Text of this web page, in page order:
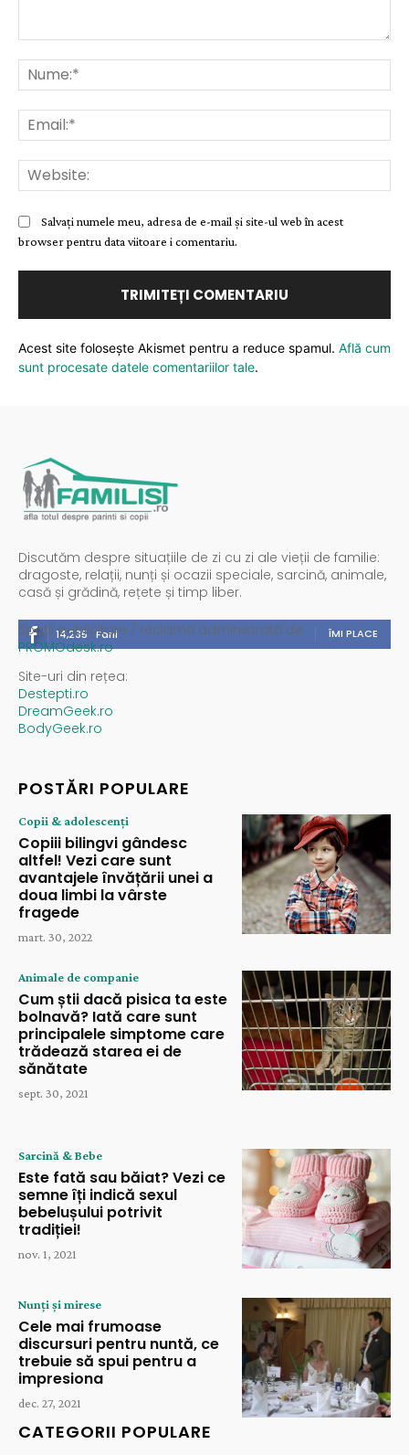
Salvați numele meu, adresa de e-mail și site-ul web în acest
browser pentru data viitoare i comentariu.
Acest site folosește Akismet pentru a reduce spamul. Află cum
sunt procesate datele comentariilor tale.
Discutăm despre situațiile de zi cu zi ale vieții de familie:
dragoste, relații, nunți și ocazii speciale, sarcină, animale,
casă și grădină, rețete și timp liber.
14,235 Fani ÎMI PLACE
Spații publicitare / reclamă administrată de
PROMOdesk.ro
Site-uri din rețea:
Destepti.ro
DreamGeek.ro
BodyGeek.ro
POSTĂRI POPULARE
Copii & adolescenți
Copiii bilingvi gândesc
altfel! Vezi care sunt
avantajele învățării unei a
doua limbi la vârste
fragede
mart. 30, 2022
Animale de companie
Cum știi dacă pisica ta este
bolnavă? Iată care sunt
principalele simptome care
trădează starea ei de
sănătate
sept. 30, 2021
Sarcină & Bebe
Este fată sau băiat? Vezi ce
semne îți indică sexul
bebelușului potrivit
tradiției!
nov. 1, 2021
Nunți și mirese
Cele mai frumoase
discursuri pentru nuntă, ce
trebuie să spui pentru a
impresiona
dec. 27, 2021
CATEGORII POPULARE